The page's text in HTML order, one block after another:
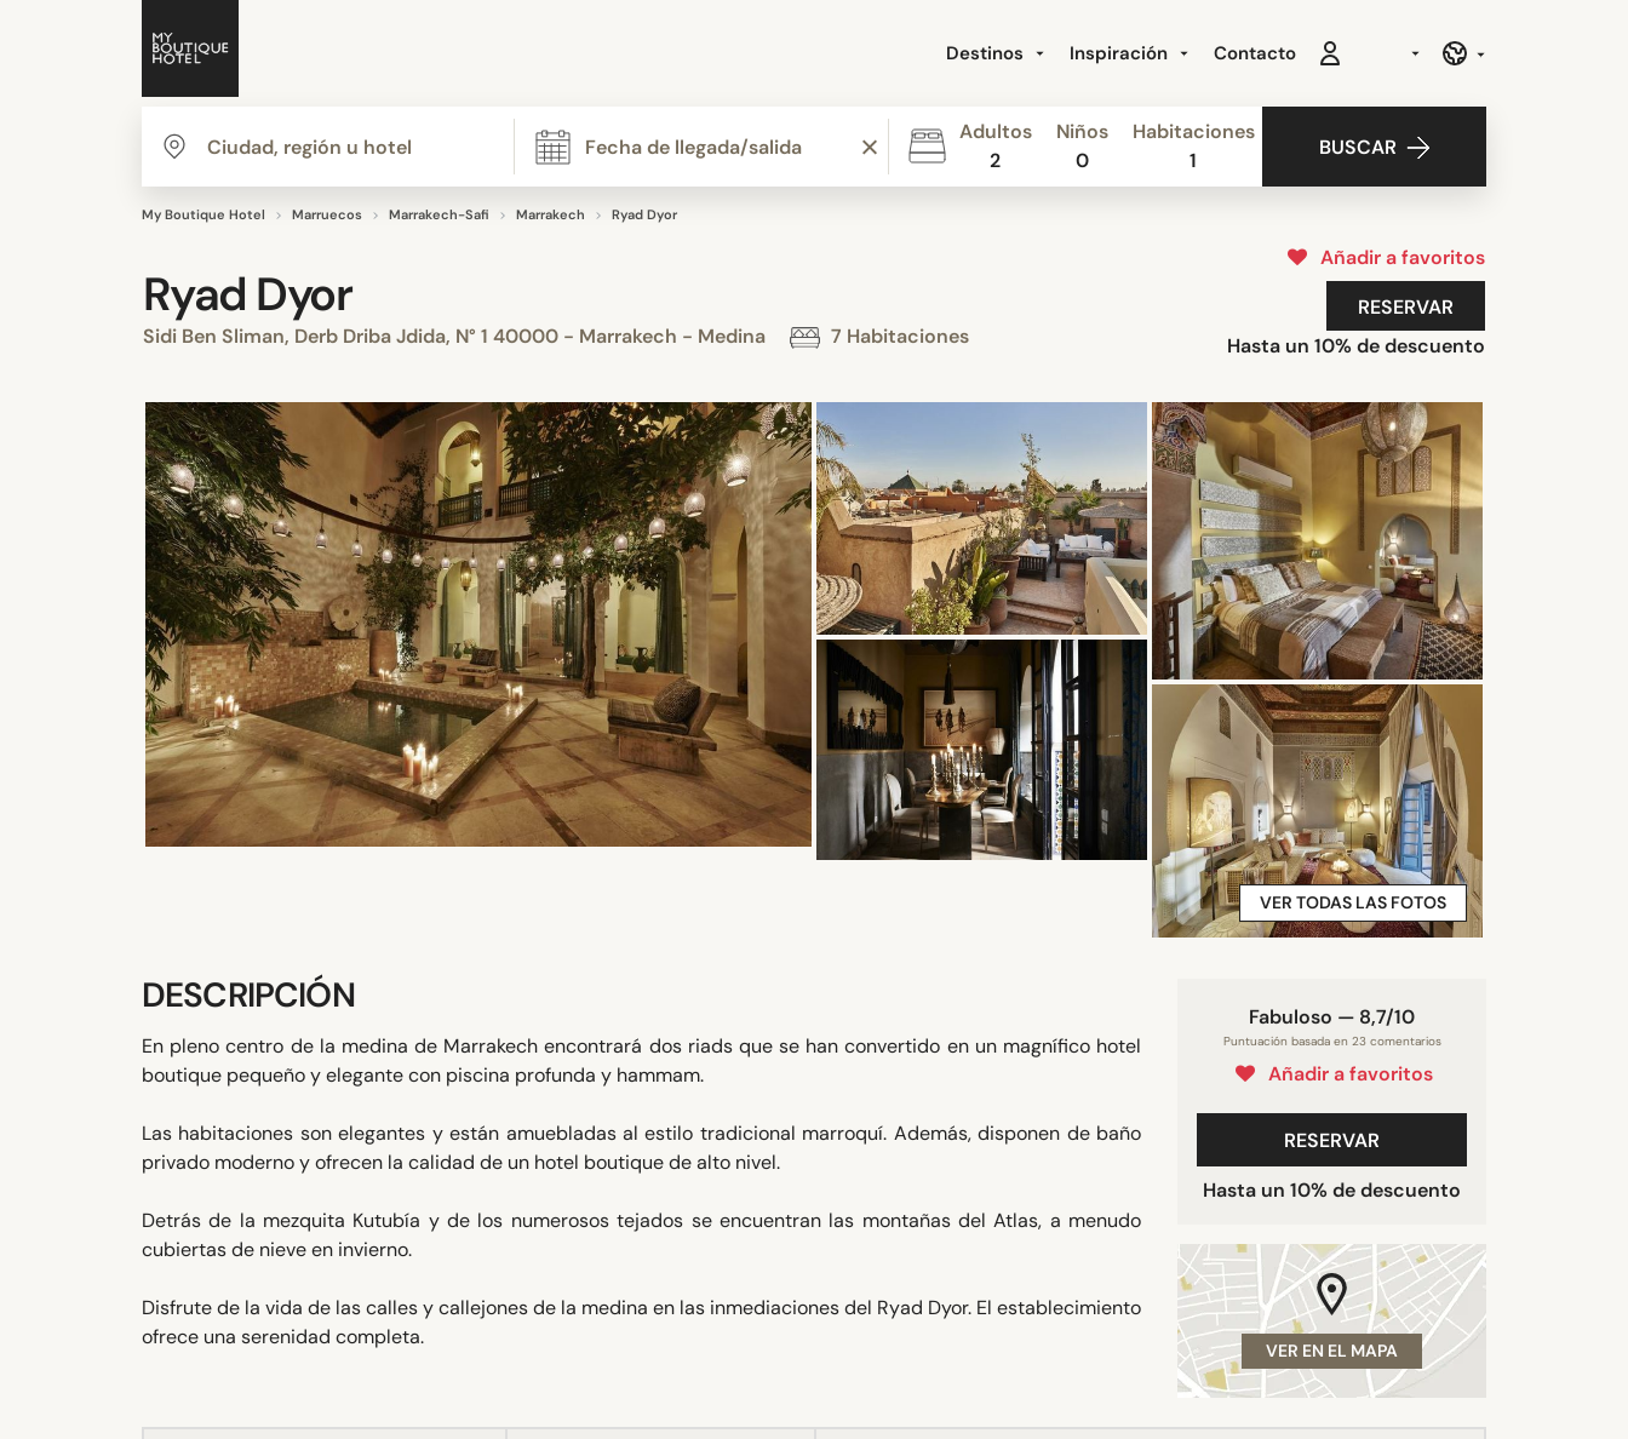
Destinos Inspiración Contacto
Adultos
2
Niños
0
Habitaciones
1
BUSCAR
My Boutique Hotel Marruecos Marrakech-Safi Marrakech Ryad Dyor
Ryad Dyor
Sidi Ben Sliman, Derb Driba Jdida, N° 1 40000 - Marrakech - Medina 7 Habitaciones
Añadir a favoritos
RESERVAR
Hasta un 10% de descuento
VER TODAS LAS FOTOS
Fabuloso — 8,7/10
Puntuación basada en 23 comentarios
Añadir a favoritos
RESERVAR
Hasta un 10% de descuento
VER EN EL MAPA
DESCRIPCIÓN
En pleno centro de la medina de Marrakech encontrará dos riads que se han convertido en un magnífico hotel
boutique pequeño y elegante con piscina profunda y hammam.
Las habitaciones son elegantes y están amuebladas al estilo tradicional marroquí. Además, disponen de baño
privado moderno y ofrecen la calidad de un hotel boutique de alto nivel.
Detrás de la mezquita Kutubía y de los numerosos tejados se encuentran las montañas del Atlas, a menudo
cubiertas de nieve en invierno.
Disfrute de la vida de las calles y callejones de la medina en las inmediaciones del Ryad Dyor. El establecimiento
ofrece una serenidad completa.